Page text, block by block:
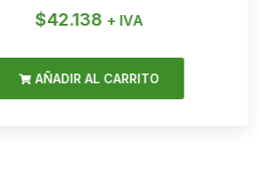
$42.138 + IVA
AÑADIR AL CARRITO